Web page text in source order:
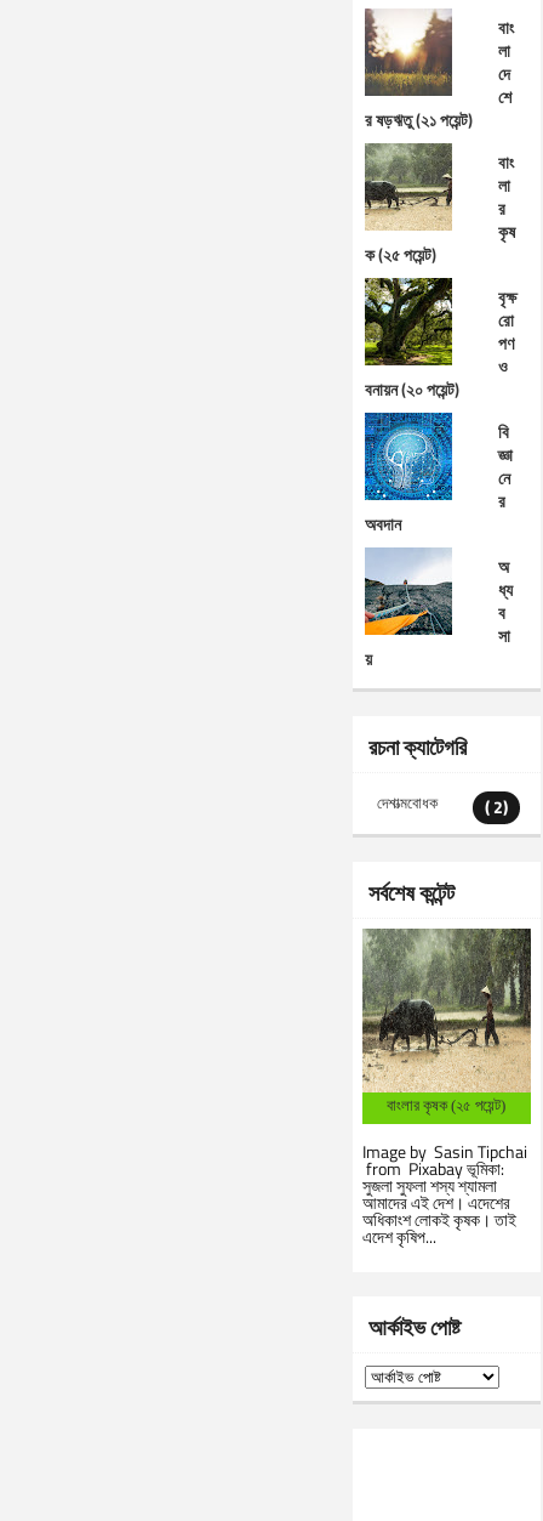
বাং
লা
দে
শে
র ষড়ঋতু (২১ পয়েন্ট)
বাং
লা
র
কৃষ
ক (২৫ পয়েন্ট)
বৃক্ষ
রো
পণ
ও
বনায়ন (২০ পয়েন্ট)
বি
জ্ঞা
নে
র
অবদান
অ
ধ্য
ব
সা
য়
রচনা ক্যাটেগরি
দেশাত্মবোধক ( 2)
সর্বশেষ কন্টেন্ট
বাংলার কৃষক (২৫ পয়েন্ট)
Image by Sasin Tipchai
from Pixabay ভূমিকা:
সুজলা সুফলা শস্য শ্যামলা
আমাদের এই দেশ। এদেশের
অধিকাংশ লোকই কৃষক। তাই
এদেশ কৃষিপ...
আর্কাইভ পোষ্ট